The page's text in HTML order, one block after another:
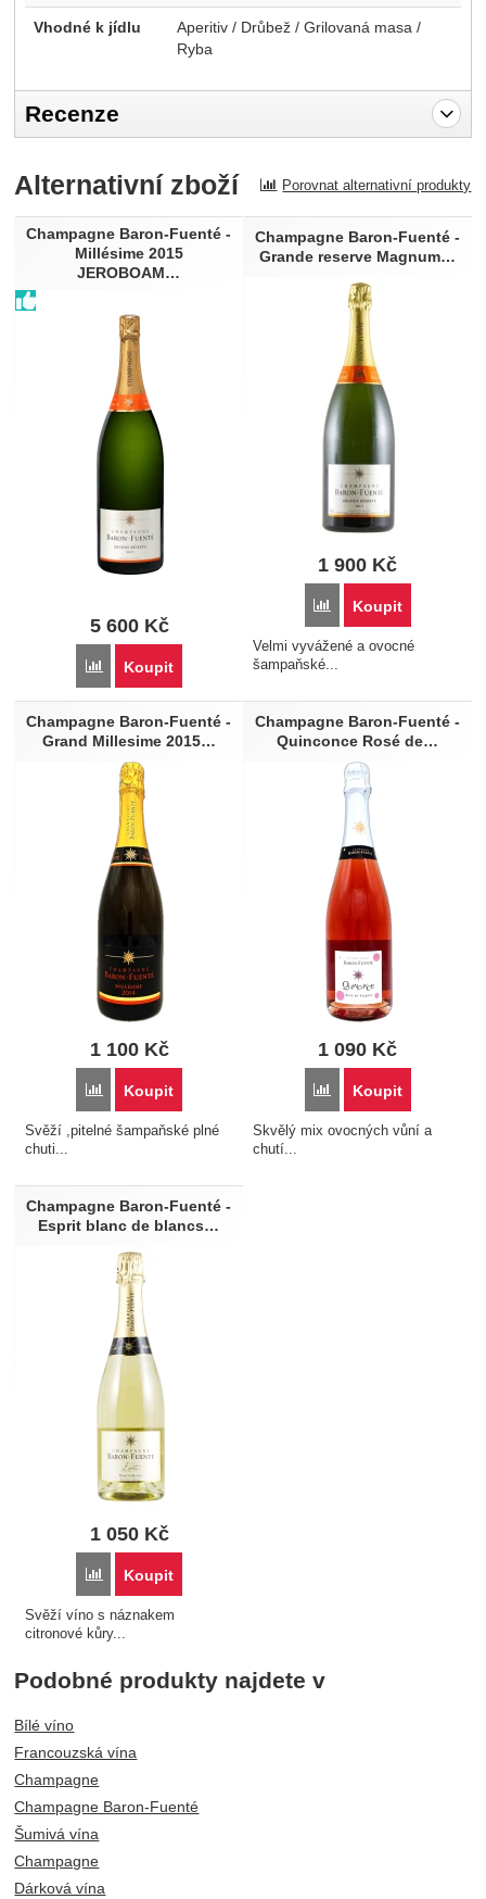
Vhodné k jídlu
Aperitiv / Drůbež / Grilovaná masa /
Ryba
Recenze
Recenze
Nebyla přidána žádná recenze.
Alternativní zboží Porovnat alternativní produkty
Champagne Baron-Fuenté -
Millésime 2015
JEROBOAM…
5 600 Kč
Porovnat
Koupit
Champagne Baron-Fuenté -
Grande reserve Magnum…
1 900 Kč
Porovnat
Koupit
Velmi vyvážené a ovocné
šampaňské...
Champagne Baron-Fuenté -
Grand Millesime 2015…
1 100 Kč
Porovnat
Koupit
Svěží ,pitelné šampaňské plné
chuti...
Champagne Baron-Fuenté -
Quinconce Rosé de…
1 090 Kč
Porovnat
Koupit
Skvělý mix ovocných vůní a
chutí...
Champagne Baron-Fuenté -
Esprit blanc de blancs…
1 050 Kč
Porovnat
Koupit
Svěží víno s náznakem
citronové kůry...
Podobné produkty najdete v
Bílé víno
Francouzská vína
Champagne
Champagne Baron-Fuenté
Šumivá vína
Champagne
Dárková vína